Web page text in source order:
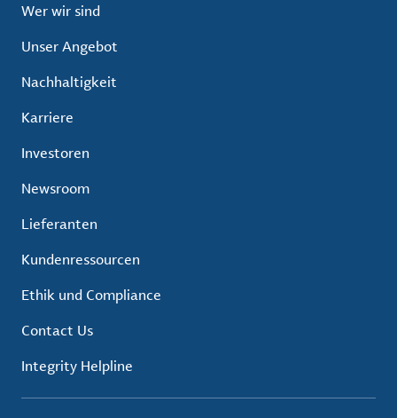
Wer wir sind
Unser Angebot
Nachhaltigkeit
Karriere
Investoren
Newsroom
Lieferanten
Kundenressourcen
Ethik und Compliance
Contact Us
Integrity Helpline